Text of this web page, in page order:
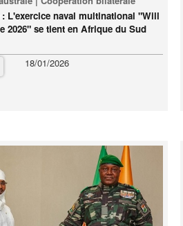
: L'exercice naval multinational "Will
2026" se tient en Afrique du Sud
18/01/2026